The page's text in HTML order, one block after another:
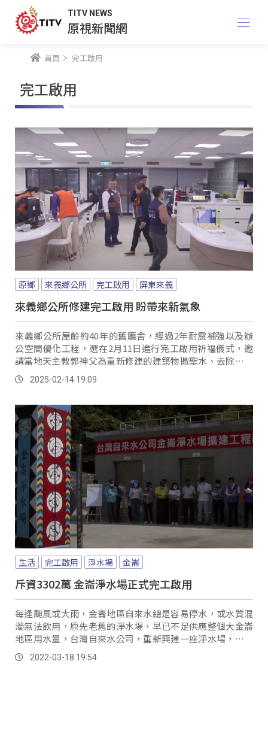
TITV NEWS
原視新聞網
首頁 完工啟用
完工啟用
原鄉 來義鄉公所 完工啟用 屏東來義
來義鄉公所修建完工啟用 盼帶來新氣象
來義鄉公所屋齡約40年的舊廳舍，經過2年耐震補強以及辦
公空間優化工程，選在2月11日進行完工啟用祈福儀式，邀
請當地天主教郭神父為重新修建的建築物撒聖水、去除不潔
及穢氣，希望為來義鄉公所帶來新的氣象。
2025-02-14 19:09
生活 完工啟用 淨水場 金崙
斥資3302萬 金崙淨水場正式完工啟用
每逢颱風或大雨，金崙地區自來水總是容易停水，或水質混
濁無法飲用，原先老舊的淨水場，早已不足供應整個大金崙
地區用水量，台灣自來水公司，重新興建一座淨水場，希望
解決這些困擾。
2022-03-18 19:54